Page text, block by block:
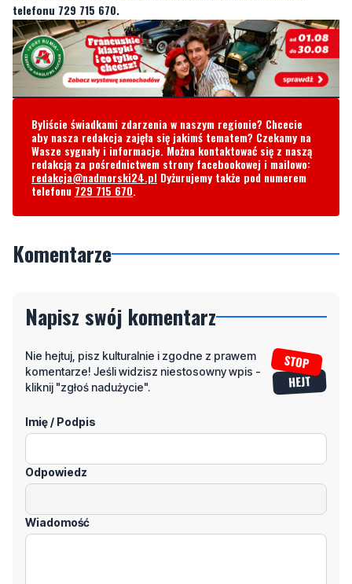
telefonu 729 715 670.
Byliście świadkami zdarzenia w naszym regionie? Chcecie
aby nasza redakcja zajęła się jakimś tematem? Czekamy na
Wasze sygnały i informacje. Można kontaktować się z naszą
redakcją za pośrednictwem strony facebookowej i mailowo:
redakcja@nadmorski24.pl Dyżurujemy także pod numerem
telefonu 729 715 670.
Komentarze
Napisz swój komentarz
Nie hejtuj, pisz kulturalnie i zgodne z prawem
komentarze! Jeśli widzisz niestosowny wpis -
kliknij "zgłoś nadużycie".
Imię / Podpis
Odpowiedz
Wiadomość